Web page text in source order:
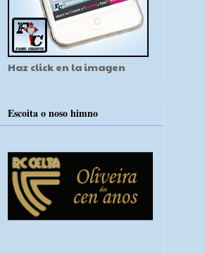
Haz click en la imagen
Escoita o noso himno